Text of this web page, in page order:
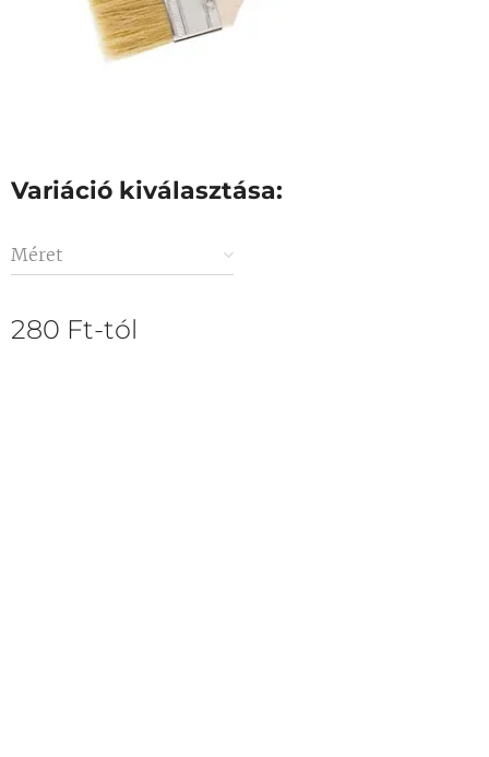
Variáció kiválasztása:
Méret
280 Ft-tól